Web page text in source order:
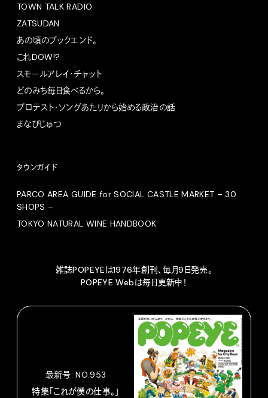
TOWN TALK RADIO
ZATSUDAN
あの頃のブックエンド。
これDOW!?
スモールアレイ・チャット
どのみち毎日食べるから。
プロテスト・ソングあたりから始める政治の話
まなびじゅつ
タウンガイド
PARCO AREA GUIDE for SOCIAL CASTLE MARKET – 30
SHOPS –
TOKYO NATURAL WINE HANDBOOK
雑誌POPEYEは1976年創刊、毎月9日発売。
POPEYE Webは毎日更新中！
最新号: NO.953
特集「これが僕の仕事。」